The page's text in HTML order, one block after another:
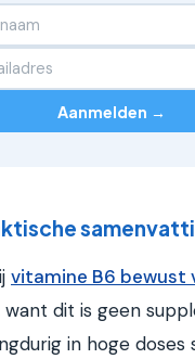
Aanmelden →
vitamine B6 bewust
want dit is geen
in hoge doses